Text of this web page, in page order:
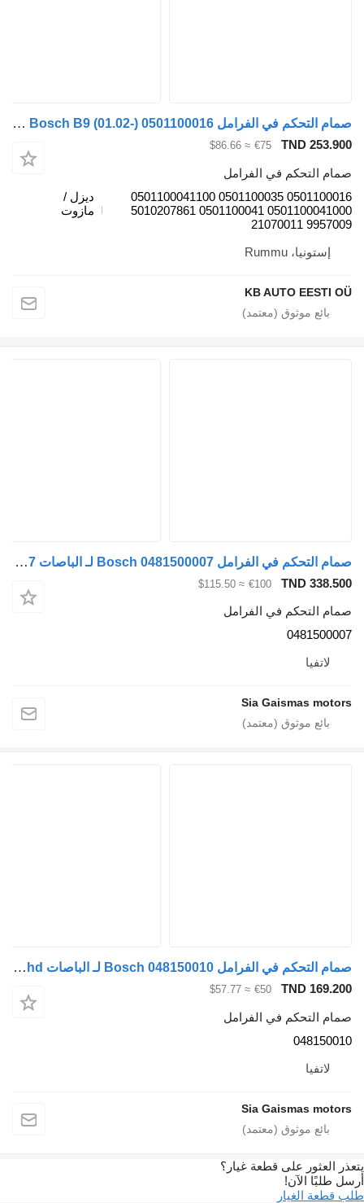
صمام التحكم في الفرامل Bosch B9 (01.02-) 0501100016 لـ الباصات Volvo B6, B7, B9, B10, B12 bus (1978-2011)
TND 253.900
€75
≈ $86.66
صمام التحكم في الفرامل
0501100016 0501100035 0501100041100
0501100041000 0501100041 5010207861
9957009 21070011
ديزل /
مازوت
إستونيا، Rummu
KB AUTO EESTI OÜ
صمام التحكم في الفرامل Bosch 0481500007 لـ الباصات Bosch 0481500007
TND 338.500
€100
≈ $115.50
صمام التحكم في الفرامل
0481500007
لاتفيا
Sia Gaismas motors
صمام التحكم في الفرامل Bosch 048150010 لـ الباصات Setra 309hd
TND 169.200
€50
≈ $57.77
صمام التحكم في الفرامل
048150010
لاتفيا
Sia Gaismas motors
يتعذر العثور على قطعة غيار؟
أرسل طلبًا الآن!
طلب قطعة الغيار